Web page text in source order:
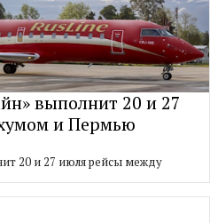
выполнит 20 и 27
и Пермью
20 и 27 июля рейсы между